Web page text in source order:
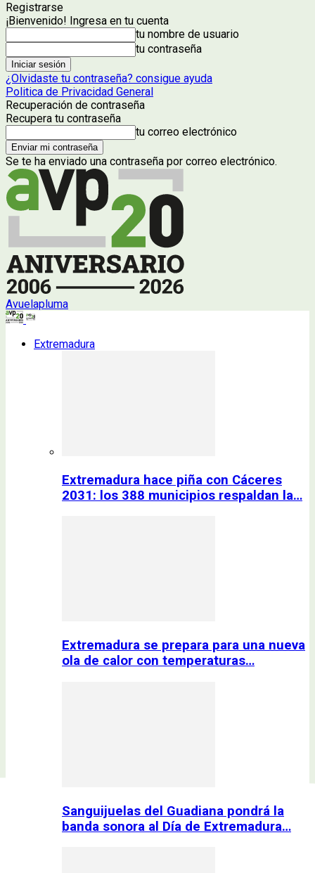
Registrarse
¡Bienvenido! Ingresa en tu cuenta
tu nombre de usuario
tu contraseña
¿Olvidaste tu contraseña? consigue ayuda
Politica de Privacidad General
Recuperación de contraseña
Recupera tu contraseña
tu correo electrónico
Se te ha enviado una contraseña por correo electrónico.
Avuelapluma
Extremadura
Extremadura hace piña con Cáceres
2031: los 388 municipios respaldan la…
Extremadura se prepara para una nueva
ola de calor con temperaturas…
Sanguijuelas del Guadiana pondrá la
banda sonora al Día de Extremadura…